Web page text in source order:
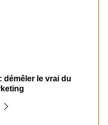
démêler le vrai du